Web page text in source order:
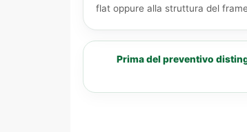
flat oppure alla struttura del
Prima del preventivo